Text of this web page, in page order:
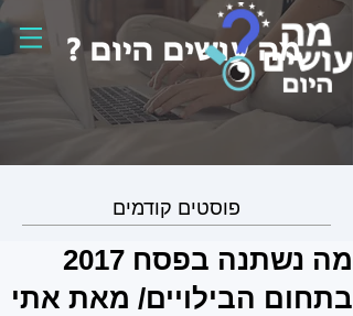
פוסטים קודמים
מה נשתנה בפסח 2017
בתחום הבילויים/ מאת אתי